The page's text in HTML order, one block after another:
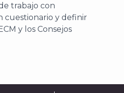
trabajo con
cuestionario y definir
y los Consejos